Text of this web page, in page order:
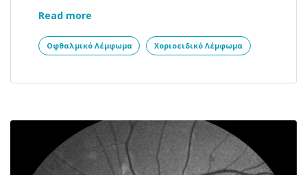
Read more
Οφθαλμικό Λέμφωμα Χοριοειδικό Λέμφωμα